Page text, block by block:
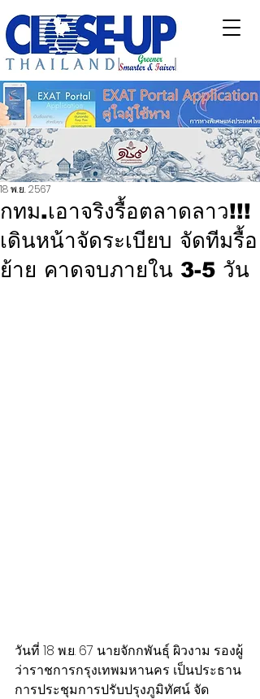
กทม.เอาจริงรื้อตลาดลาว!!!
เดินหน้าจัดระเบียบ จัดทีมรื้อ
ย้าย คาดจบภายใน 3-5 วัน
18 พ.ย. 2567
วันที่ 18 พ.ย. 67 นายจักกพันธุ์ ผิวงาม รองผู้
ว่าราชการกรุงเทพมหานคร เป็นประธาน
การประชุมการปรับปรุงภูมิทัศน์ จัด